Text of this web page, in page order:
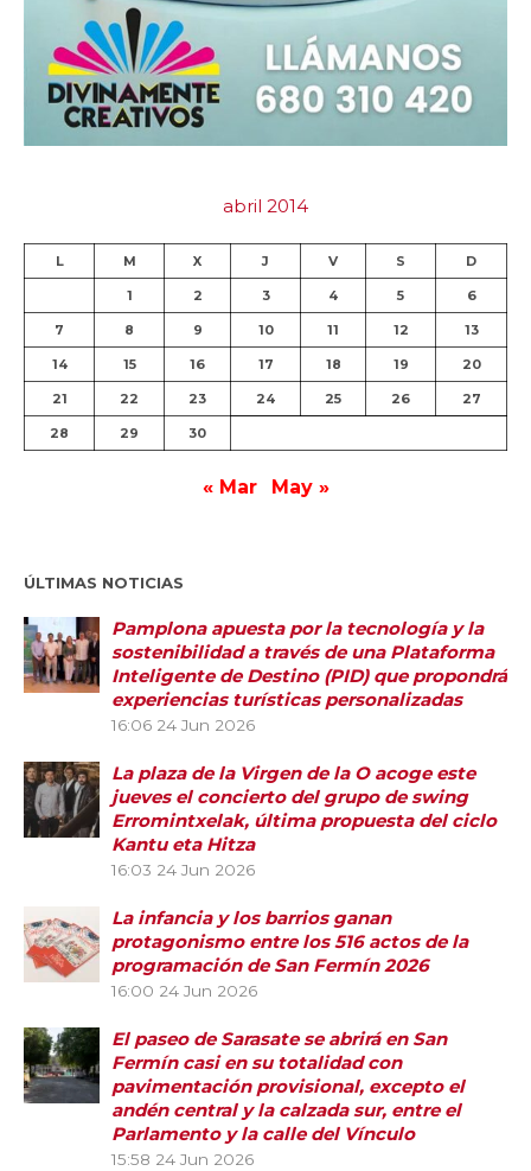
abril 2014
L M X J V S D
1 2 3 4 5 6
7 8 9 10 11 12 13
14 15 16 17 18 19 20
21 22 23 24 25 26 27
28 29 30
« Mar May »
ÚLTIMAS NOTICIAS
Pamplona apuesta por la tecnología y la
sostenibilidad a través de una Plataforma
Inteligente de Destino (PID) que propondrá
experiencias turísticas personalizadas
16:06 24 Jun 2026
La plaza de la Virgen de la O acoge este
jueves el concierto del grupo de swing
Erromintxelak, última propuesta del ciclo
Kantu eta Hitza
16:03 24 Jun 2026
La infancia y los barrios ganan
protagonismo entre los 516 actos de la
programación de San Fermín 2026
16:00 24 Jun 2026
El paseo de Sarasate se abrirá en San
Fermín casi en su totalidad con
pavimentación provisional, excepto el
andén central y la calzada sur, entre el
Parlamento y la calle del Vínculo
15:58 24 Jun 2026